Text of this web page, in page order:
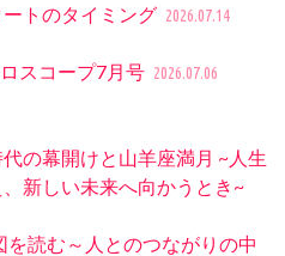
トのタイミング 2026.07.14
スコープ7月号 2026.07.06
の幕開けと山羊座満月 ~人生
新しい未来へ向かうとき~
を読む～人とのつながりの中